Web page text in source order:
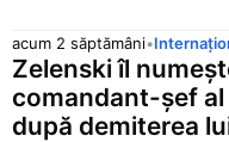
acum 2 săptămâni•
Zelenski îl
comandant-șef
după demiterea